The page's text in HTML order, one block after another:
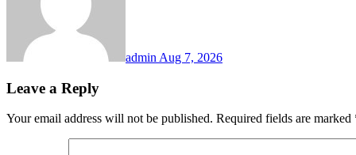
admin Aug 7, 2026
Leave a Reply
Your email address will not be published. Required fields are marked